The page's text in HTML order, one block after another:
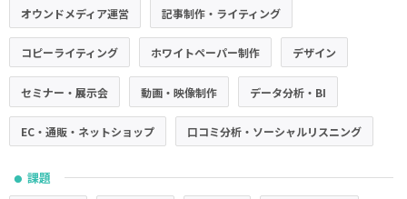
オウンドメディア運営 記事制作・ライティング
コピーライティング ホワイトペーパー制作 デザイン
セミナー・展示会 動画・映像制作 データ分析・BI
EC・通販・ネットショップ 口コミ分析・ソーシャルリスニング
● 課題